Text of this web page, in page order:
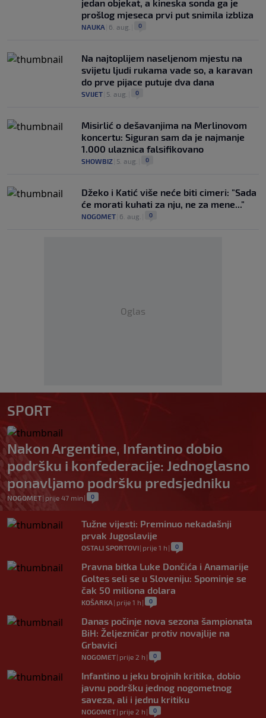
jedan objekat, a kineska sonda ga je
prošlog mjeseca prvi put snimila izbliza
NAUKA 6. aug. 0
Na najtoplijem naseljenom mjestu na
svijetu ljudi rukama vade so, a karavan
do prve pijace putuje dva dana
SVIJET 5. aug. 0
Misirlić o dešavanjima na Merlinovom
koncertu: Siguran sam da je najmanje
1.000 ulaznica falsifikovano
SHOWBIZ 5. aug. 0
Džeko i Katić više neće biti cimeri: "Sada
će morati kuhati za nju, ne za mene..."
NOGOMET 6. aug. 0
Oglas
SPORT
Nakon Argentine, Infantino dobio
podršku i konfederacije: Jednoglasno
ponavljamo podršku predsjedniku
NOGOMET| prije 47 min | 0
Tužne vijesti: Preminuo nekadašnji
prvak Jugoslavije
OSTALI SPORTOVI| prije 1 h | 0
Pravna bitka Luke Dončića i Anamarije
Goltes seli se u Sloveniju: Spominje se
čak 50 miliona dolara
KOŠARKA | prije 1 h | 0
Danas počinje nova sezona šampionata
BiH: Željezničar protiv novajlije na
Grbavici
NOGOMET| prije 2 h | 0
Infantino u jeku brojnih kritika, dobio
javnu podršku jednog nogometnog
saveza, ali i jednu kritiku
NOGOMET| prije 2 h | 0